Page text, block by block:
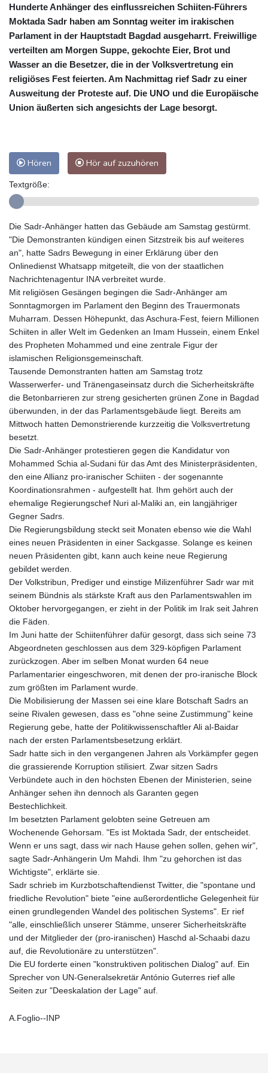
Hunderte Anhänger des einflussreichen Schiiten-Führers
Moktada Sadr haben am Sonntag weiter im irakischen
Parlament in der Hauptstadt Bagdad ausgeharrt. Freiwillige
verteilten am Morgen Suppe, gekochte Eier, Brot und
Wasser an die Besetzer, die in der Volksvertretung ein
religiöses Fest feierten. Am Nachmittag rief Sadr zu einer
Ausweitung der Proteste auf. Die UNO und die Europäische
Union äußerten sich angesichts der Lage besorgt.
Hören Hör auf zuzuhören
Textgröße:
Die Sadr-Anhänger hatten das Gebäude am Samstag gestürmt.
"Die Demonstranten kündigen einen Sitzstreik bis auf weiteres
an", hatte Sadrs Bewegung in einer Erklärung über den
Onlinedienst Whatsapp mitgeteilt, die von der staatlichen
Nachrichtenagentur INA verbreitet wurde.
Mit religiösen Gesängen begingen die Sadr-Anhänger am
Sonntagmorgen im Parlament den Beginn des Trauermonats
Muharram. Dessen Höhepunkt, das Aschura-Fest, feiern Millionen
Schiiten in aller Welt im Gedenken an Imam Hussein, einem Enkel
des Propheten Mohammed und eine zentrale Figur der
islamischen Religionsgemeinschaft.
Tausende Demonstranten hatten am Samstag trotz
Wasserwerfer- und Tränengaseinsatz durch die Sicherheitskräfte
die Betonbarrieren zur streng gesicherten grünen Zone in Bagdad
überwunden, in der das Parlamentsgebäude liegt. Bereits am
Mittwoch hatten Demonstrierende kurzzeitig die Volksvertretung
besetzt.
Die Sadr-Anhänger protestieren gegen die Kandidatur von
Mohammed Schia al-Sudani für das Amt des Ministerpräsidenten,
den eine Allianz pro-iranischer Schiiten - der sogenannte
Koordinationsrahmen - aufgestellt hat. Ihm gehört auch der
ehemalige Regierungschef Nuri al-Maliki an, ein langjähriger
Gegner Sadrs.
Die Regierungsbildung steckt seit Monaten ebenso wie die Wahl
eines neuen Präsidenten in einer Sackgasse. Solange es keinen
neuen Präsidenten gibt, kann auch keine neue Regierung
gebildet werden.
Der Volkstribun, Prediger und einstige Milizenführer Sadr war mit
seinem Bündnis als stärkste Kraft aus den Parlamentswahlen im
Oktober hervorgegangen, er zieht in der Politik im Irak seit Jahren
die Fäden.
Im Juni hatte der Schiitenführer dafür gesorgt, dass sich seine 73
Abgeordneten geschlossen aus dem 329-köpfigen Parlament
zurückzogen. Aber im selben Monat wurden 64 neue
Parlamentarier eingeschworen, mit denen der pro-iranische Block
zum größten im Parlament wurde.
Die Mobilisierung der Massen sei eine klare Botschaft Sadrs an
seine Rivalen gewesen, dass es "ohne seine Zustimmung" keine
Regierung gebe, hatte der Politikwissenschaftler Ali al-Baidar
nach der ersten Parlamentsbesetzung erklärt.
Sadr hatte sich in den vergangenen Jahren als Vorkämpfer gegen
die grassierende Korruption stilisiert. Zwar sitzen Sadrs
Verbündete auch in den höchsten Ebenen der Ministerien, seine
Anhänger sehen ihn dennoch als Garanten gegen
Bestechlichkeit.
Im besetzten Parlament gelobten seine Getreuen am
Wochenende Gehorsam. "Es ist Moktada Sadr, der entscheidet.
Wenn er uns sagt, dass wir nach Hause gehen sollen, gehen wir",
sagte Sadr-Anhängerin Um Mahdi. Ihm "zu gehorchen ist das
Wichtigste", erklärte sie.
Sadr schrieb im Kurzbotschaftendienst Twitter, die "spontane und
friedliche Revolution" biete "eine außerordentliche Gelegenheit für
einen grundlegenden Wandel des politischen Systems". Er rief
"alle, einschließlich unserer Stämme, unserer Sicherheitskräfte
und der Mitglieder der (pro-iranischen) Haschd al-Schaabi dazu
auf, die Revolutionäre zu unterstützen".
Die EU forderte einen "konstruktiven politischen Dialog" auf. Ein
Sprecher von UN-Generalsekretär António Guterres rief alle
Seiten zur "Deeskalation der Lage" auf.
A.Foglio--INP